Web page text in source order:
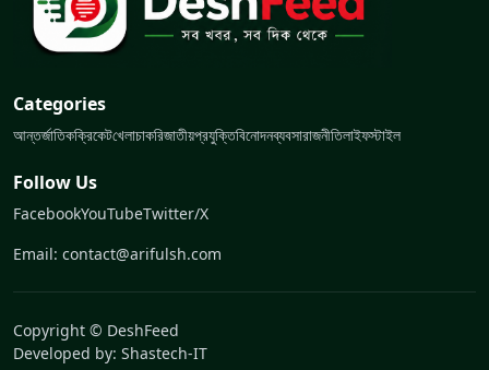
Categories
আন্তর্জাতিকক্রিকেটখেলাচাকরিজাতীয়প্রযুক্তিবিনোদনব্যবসারাজনীতিলাইফস্টাইল
Follow Us
FacebookYouTubeTwitter/X
Email: contact@arifulsh.com
Copyright © DeshFeed
Developed by: Shastech-IT